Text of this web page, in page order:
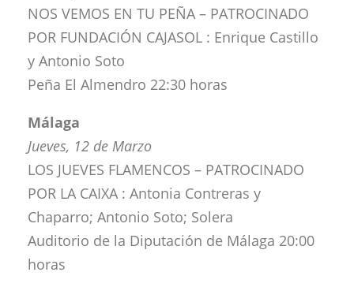
NOS VEMOS EN TU PEÑA – PATROCINADO
POR FUNDACIÓN CAJASOL : Enrique Castillo
y Antonio Soto
Peña El Almendro 22:30 horas
Málaga
Jueves, 12 de Marzo
LOS JUEVES FLAMENCOS – PATROCINADO
POR LA CAIXA : Antonia Contreras y
Chaparro; Antonio Soto; Solera
Auditorio de la Diputación de Málaga 20:00
horas